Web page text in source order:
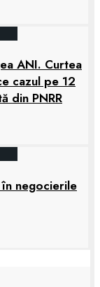
ANI. Curtea
cazul pe 12
din PNRR
negocierile